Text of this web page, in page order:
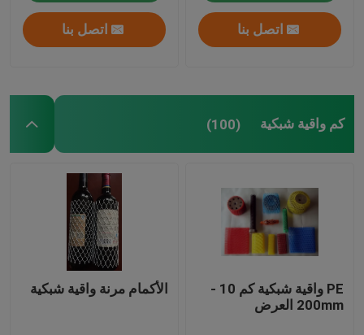
اتصل بنا اتصل بنا
كم واقية شبكية (100)
PE واقية شبكية كم 10 -
200mm العرض
الأكمام مرنة واقية شبكية